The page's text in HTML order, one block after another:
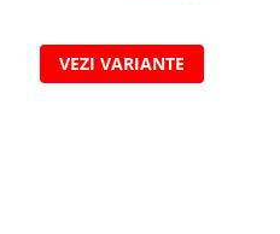
VEZI VARIANTE